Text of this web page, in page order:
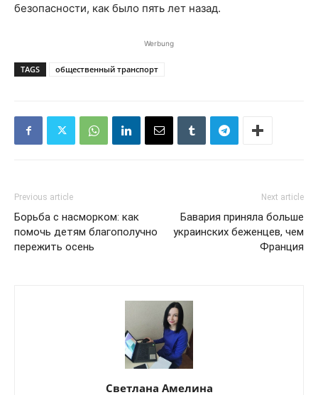
безопасности, как было пять лет назад.
Werbung
TAGS общественный транспорт
Previous article
Борьба с насморком: как
помочь детям благополучно
пережить осень
Next article
Бавария приняла больше
украинских беженцев, чем
Франция
Светлана Амелина